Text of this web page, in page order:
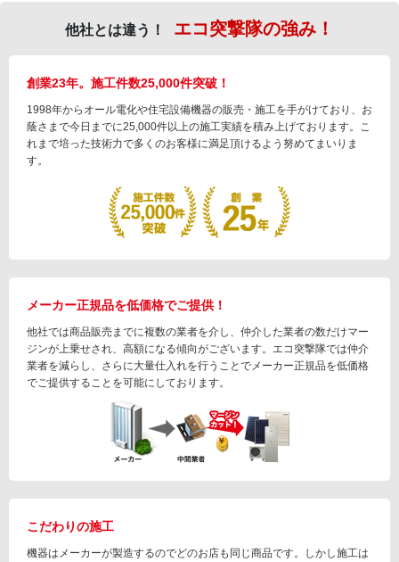
他社とは違う！ エコ突撃隊の強み！
創業23年。施工件数25,000件突破！
1998年からオール電化や住宅設備機器の販売・施工を手がけており、お
蔭さまで今日までに25,000件以上の施工実績を積み上げております。こ
れまで培った技術力で多くのお客様に満足頂けるよう努めてまいりま
す。
メーカー正規品を低価格でご提供！
他社では商品販売までに複数の業者を介し、仲介した業者の数だけマー
ジンが上乗せされ、高額になる傾向がございます。エコ突撃隊では仲介
業者を減らし、さらに大量仕入れを行うことでメーカー正規品を低価格
でご提供することを可能にしております。
こだわりの施工
機器はメーカーが製造するのでどのお店も同じ商品です。しかし施工は